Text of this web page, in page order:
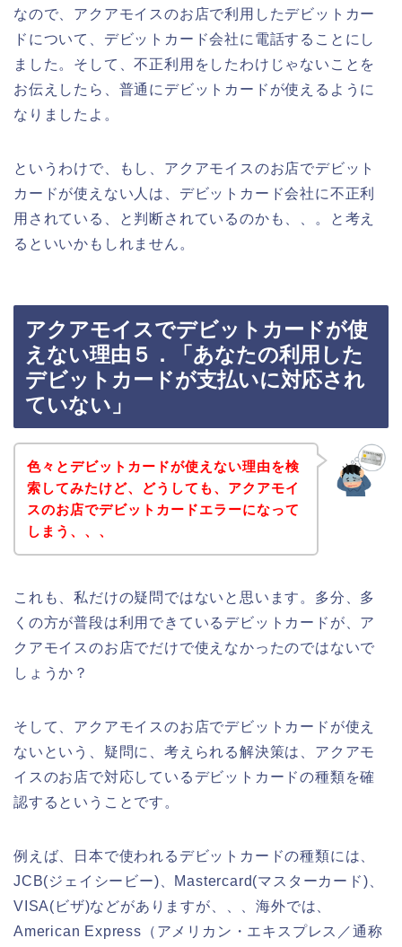
なので、アクアモイスのお店で利用したデビットカー
ドについて、デビットカード会社に電話することにし
ました。そして、不正利用をしたわけじゃないことを
お伝えしたら、普通にデビットカードが使えるように
なりましたよ。
というわけで、もし、アクアモイスのお店でデビット
カードが使えない人は、デビットカード会社に不正利
用されている、と判断されているのかも、、。と考え
るといいかもしれません。
アクアモイスでデビットカードが使
えない理由５．「あなたの利用した
デビットカードが支払いに対応され
ていない」
色々とデビットカードが使えない理由を検
索してみたけど、どうしても、アクアモイ
スのお店でデビットカードエラーになって
しまう、、、
これも、私だけの疑問ではないと思います。多分、多
くの方が普段は利用できているデビットカードが、ア
クアモイスのお店でだけで使えなかったのではないで
しょうか？
そして、アクアモイスのお店でデビットカードが使え
ないという、疑問に、考えられる解決策は、アクアモ
イスのお店で対応しているデビットカードの種類を確
認するということです。
例えば、日本で使われるデビットカードの種類には、
JCB(ジェイシービー)、Mastercard(マスターカード)、
VISA(ビザ)などがありますが、、、海外では、
American Express（アメリカン・エキスプレス／通称